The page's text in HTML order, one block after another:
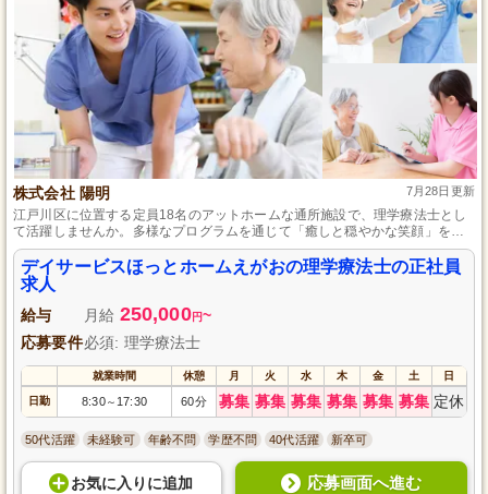
株式会社 陽明 7月28日更新
江戸川区に位置する定員18名のアットホームな通所施設で、理学療法士とし
て活躍しませんか。多様なプログラムを通じて「癒しと穏やかな笑顔」を提
供しており、未経験者も資格があれば歓迎します。リハビリ業務には全体体
操や歩行訓練、マシントレーニングなどがあり、経験豊富なスタッフが丁寧
にサポートします。社会保険完備で、日曜固定休の週休2日制を採用してお
り、仕事とプライベートのバランスを大切にしたい方に最適です。
デイサービスほっとホームえがおの理学療法士の正社員
求人
給与 月給 250,000円~
応募要件必須: 理学療法士
就業時間 休憩 月 火 水 木 金 土 日
日勤 8:30～ 17:30 60分 募集 募集 募集 募集 募集 募集 定休
50代活躍 未経験可 年齢不問 学歴不問 40代活躍 新卒可
お気に入り に追加 応募画面へ進む